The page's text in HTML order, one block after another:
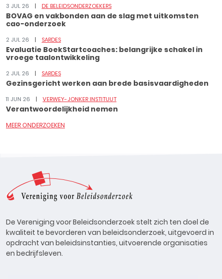
3 JUL 26 DE BELEIDSONDERZOEKERS
BOVAG en vakbonden aan de slag met uitkomsten
cao-onderzoek
2 JUL 26 SARDES
Evaluatie BoekStartcoaches: belangrijke schakel in
vroege taalontwikkeling
2 JUL 26 SARDES
Gezinsgericht werken aan brede basisvaardigheden
11 JUN 26 VERWEY-JONKER INSTITUUT
Verantwoordelijkheid nemen
MEER ONDERZOEKEN
De Vereniging voor Beleidsonderzoek stelt zich ten doel de
kwaliteit te bevorderen van beleidsonderzoek, uitgevoerd in
opdracht van beleidsinstanties, uitvoerende organisaties
en bedrijfsleven.